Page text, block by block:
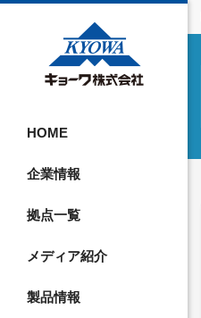
HOME
企業情報
拠点一覧
メディア紹介
製品情報